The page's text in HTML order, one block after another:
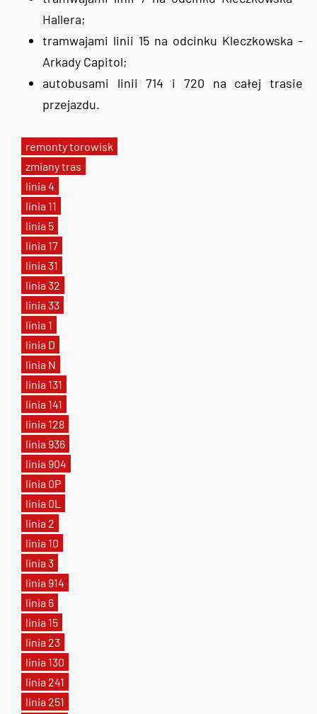
remonty torowisk
zmiany tras
linia 4
linia 11
linia 5
linia 17
linia 31
linia 32
linia 33
linia 1
linia D
linia N
linia 131
linia 141
linia 128
linia 936
linia 904
linia 0P
linia 0L
linia 2
linia 10
linia 3
linia 914
linia 6
linia 15
linia 23
linia 130
linia 241
linia 251
Hallera;
tramwajami linii 15 na odcinku Kleczkowska -
Arkady Capitol;
autobusami linii 714 i 720 na całej trasie
przejazdu.